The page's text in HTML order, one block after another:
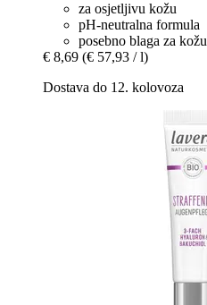
za osjetljivu kožu
pH-neutralna formula
posebno blaga za kožu
€ 8,69 (€ 57,93 / l)
Dostava do 12. kolovoza